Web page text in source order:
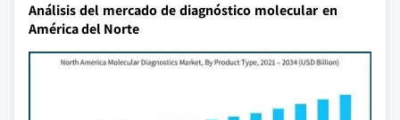
Análisis del mercado de diagnóstico molecular en
América del Norte